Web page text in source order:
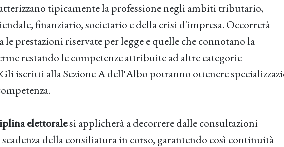
tipicamente la professione negli ambiti tributario,
finanziario, societario e della crisi d'impresa. Occorrerà
le prestazioni riservate per legge e quelle che connotano la
restando le competenze attribuite ad altre categorie
iscritti alla Sezione A dell'Albo potranno ottenere
elettoralesi applicherà a decorrere dalle consultazioni
scadenza della consiliatura in corso, garantendo così continuità